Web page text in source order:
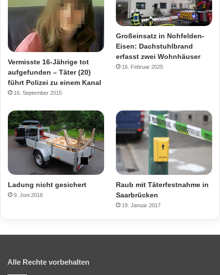
Vermisste 16-Jährige tot
aufgefunden – Täter (20)
führt Polizei zu einem Kanal
16. September 2015
Großeinsatz in Nohfelden-
Eisen: Dachstuhlbrand
erfasst zwei Wohnhäuser
16. Februar 2025
Ladung nicht gesichert
9. Juni 2016
Raub mit Täterfestnahme in
Saarbrücken
19. Januar 2017
Alle Rechte vorbehalten